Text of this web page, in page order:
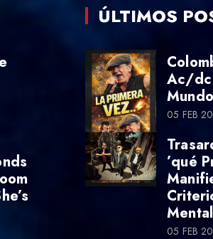
ÚLTIMOS
Ac/dc
Mundo
05 FEB
’qué
Mental
05 FEB